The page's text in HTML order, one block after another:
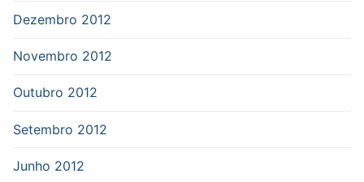
Dezembro 2012
Novembro 2012
Outubro 2012
Setembro 2012
Junho 2012